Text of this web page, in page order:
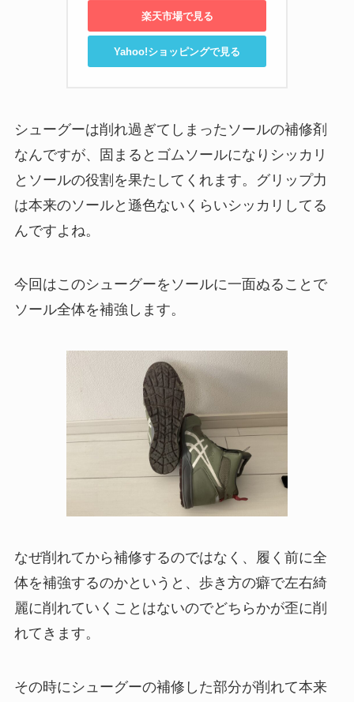
楽天市場で見る
Yahoo!ショッピングで見る
シューグーは削れ過ぎてしまったソールの補修剤
なんですが、固まるとゴムソールになりシッカリ
とソールの役割を果たしてくれます。グリップ力
は本来のソールと遜色ないくらいシッカリしてる
んですよね。
今回はこのシューグーをソールに一面ぬることで
ソール全体を補強します。
なぜ削れてから補修するのではなく、履く前に全
体を補強するのかというと、歩き方の癖で左右綺
麗に削れていくことはないのでどちらかが歪に削
れてきます。
その時にシューグーの補修した部分が削れて本来